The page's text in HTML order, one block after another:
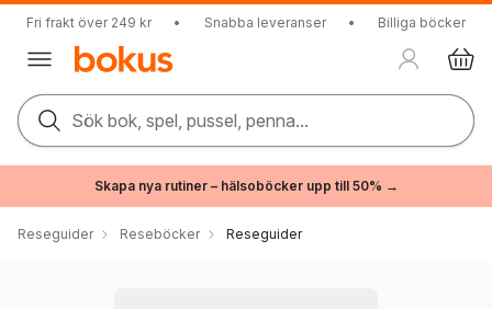
Fri frakt över 249 kr • Snabba leveranser • Billiga böcker
Sök bok, spel, pussel, penna...
Skapa nya rutiner – hälsoböcker upp till 50% →
Reseguider Reseböcker Reseguider